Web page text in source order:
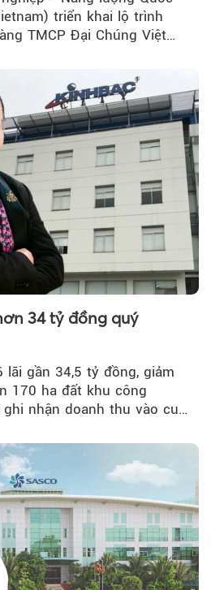
triển khai lộ trình
TMCP Đại Chúng Việt
34 tỷ đồng quý
lãi gần 34,5 tỷ đồng, giảm
170 ha đất khu công
nhận doanh thu vào cuối